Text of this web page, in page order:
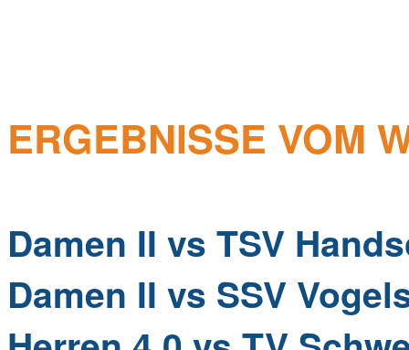
ERGEBNISSE VOM
Damen II vs TSV
Damen II vs SSV